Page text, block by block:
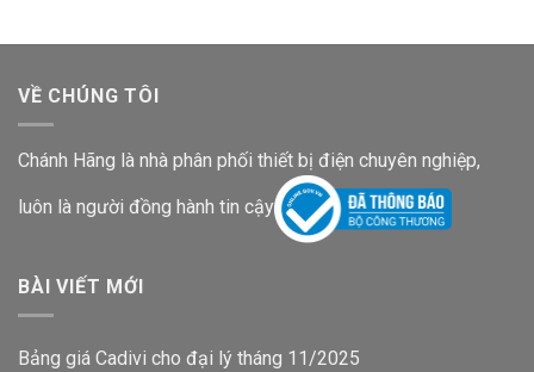
VỀ CHÚNG TÔI
Chánh Hãng là nhà phân phối thiết bị điện chuyên nghiệp,
luôn là người đồng hành tin cậy
BÀI VIẾT MỚI
Bảng giá Cadivi cho đại lý tháng 11/2025